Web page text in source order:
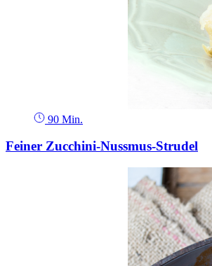
90 Min.
Feiner Zucchini-Nussmus-Strudel